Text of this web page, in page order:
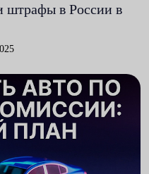
штрафы в России в